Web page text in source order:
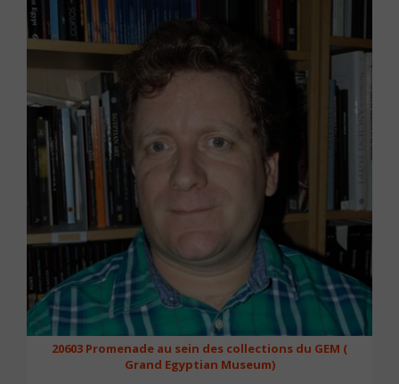
20603 Promenade au sein des collections du GEM (
Grand Egyptian Museum)